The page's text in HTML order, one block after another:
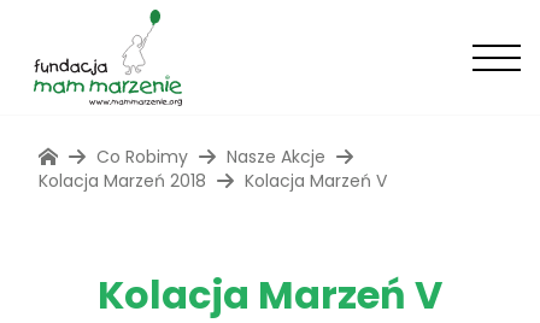
Co Robimy
Nasze Akcje
Kolacja Marzeń 2018
Kolacja Marzeń V
Kolacja Marzeń V